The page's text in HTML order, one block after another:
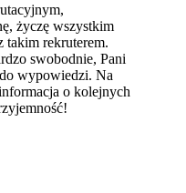
życzę wszystkim
takim rekruterem.
swobodnie, Pani
do wypowiedzi. Na
o kolejnych